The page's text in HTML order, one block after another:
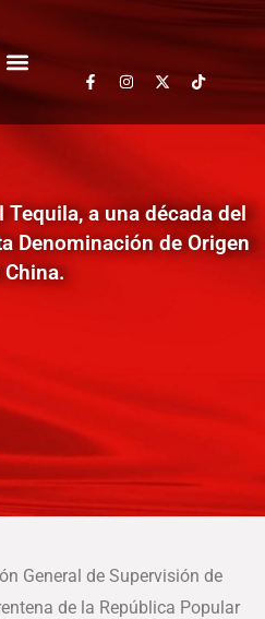
a una década del
Denominación de Origen
China.
General de Supervisión de
de la República Popular